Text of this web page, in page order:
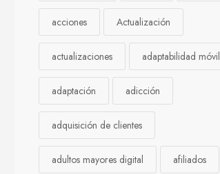
acciones Actualización
actualizaciones adaptabilidad móvil
adaptación adicción
adquisición de clientes
adultos mayores digital afiliados